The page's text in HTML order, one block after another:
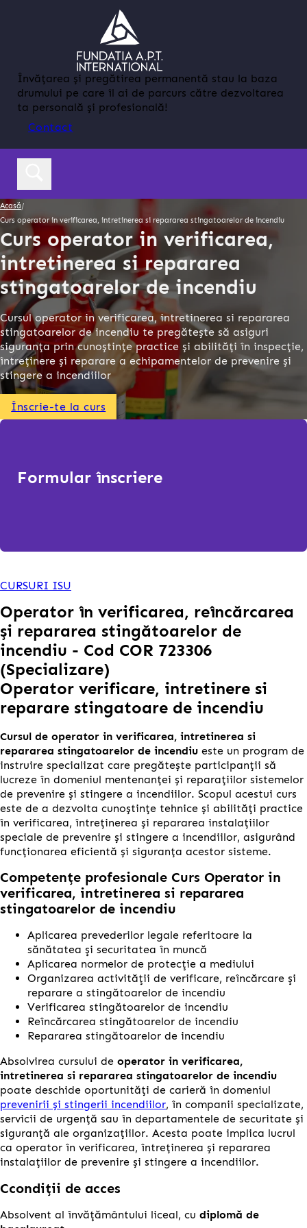
Învățarea și pregătirea permanentă stau la baza
drumului pe care îl ai de parcurs către dezvoltarea
ta personală și profesională!
Contact
Acasă/
Curs operator in verificarea, intretinerea si repararea stingatoarelor de incendiu
Curs operator in verificarea,
intretinerea si repararea
stingatoarelor de incendiu
Cursul operator in verificarea, intretinerea si repararea
stingatoarelor de incendiu te pregătește să asiguri
siguranța prin cunoștințe practice și abilități în inspecție,
întreținere și reparare a echipamentelor de prevenire și
stingere a incendiilor
Înscrie-te la curs
Formular înscriere
CURSURI ISU
Operator în verificarea, reîncărcarea
și repararea stingătoarelor de
incendiu - Cod COR 723306
(Specializare)
Operator verificare, intretinere si
reparare stingatoare de incendiu
Cursul de operator in verificarea, intretinerea si
repararea stingatoarelor de incendiu este un program de
instruire specializat care pregătește participanții să
lucreze în domeniul mentenanței și reparațiilor sistemelor
de prevenire și stingere a incendiilor. Scopul acestui curs
este de a dezvolta cunoștințe tehnice și abilități practice
în verificarea, întreținerea și repararea instalațiilor
speciale de prevenire și stingere a incendiilor, asigurând
funcționarea eficientă și siguranța acestor sisteme.
Competențe profesionale Curs Operator in
verificarea, intretinerea si repararea
stingatoarelor de incendiu
Aplicarea prevederilor legale referitoare la
sănătatea şi securitatea în muncă
Aplicarea normelor de protecţie a mediului
Organizarea activităţii de verificare, reîncărcare şi
reparare a stingătoarelor de incendiu
Verificarea stingătoarelor de incendiu
Reîncărcarea stingătoarelor de incendiu
Repararea stingătoarelor de incendiu
Absolvirea cursului de operator in verificarea,
intretinerea si repararea stingatoarelor de incendiu
poate deschide oportunități de carieră în domeniul
prevenirii și stingerii incendiilor, în companii specializate,
servicii de urgență sau în departamentele de securitate și
siguranță ale organizațiilor. Acesta poate implica lucrul
ca operator în verificarea, întreținerea și repararea
instalațiilor de prevenire și stingere a incendiilor.
Ccondiții de acces
Absolvent al învăţământului liceal, cu diplomă de